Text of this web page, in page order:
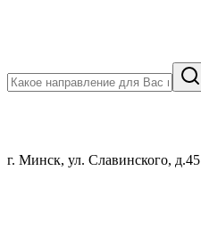
г. Минск, ул. Славинского, д.45